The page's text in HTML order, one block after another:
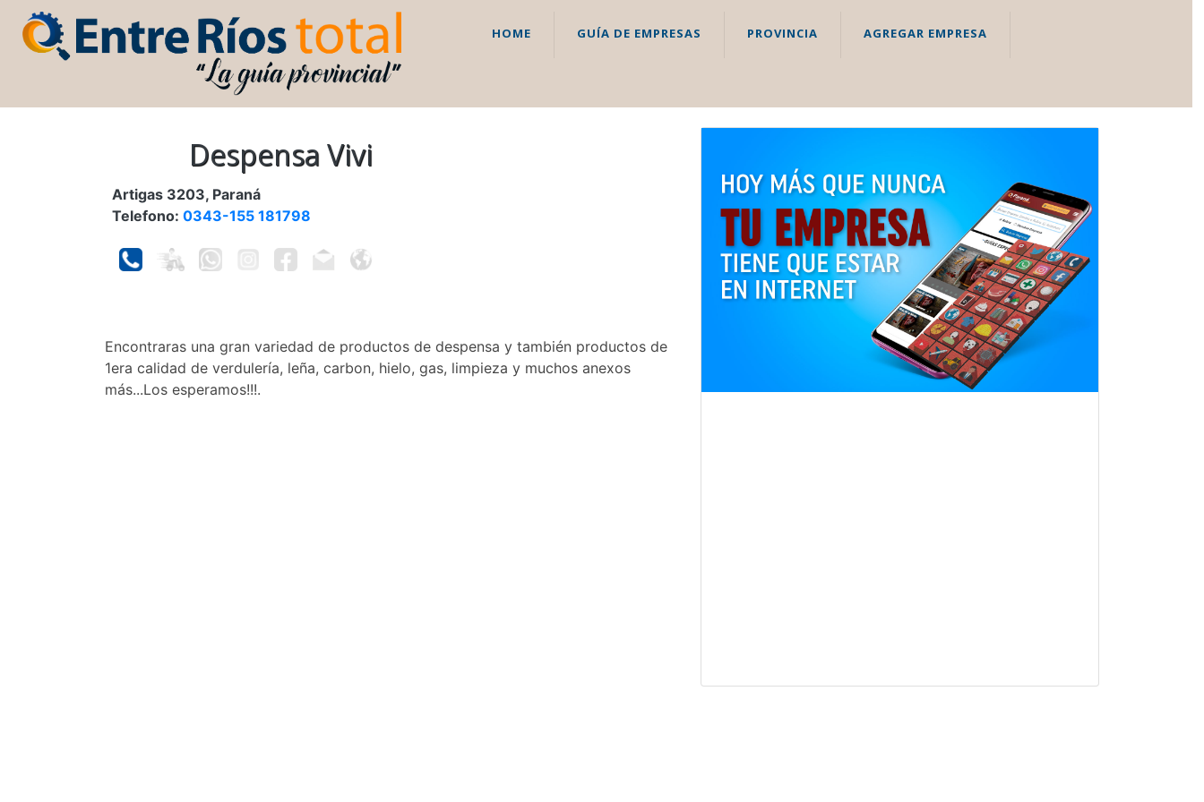
HOME GUÍA DE EMPRESAS PROVINCIA AGREGAR EMPRESA
Despensa Vivi
Artigas 3203, Paraná
Telefono: 0343-155 181798
Encontraras una gran variedad de productos de despensa y también productos de
1era calidad de verdulería, leña, carbon, hielo, gas, limpieza y muchos anexos
más...Los esperamos!!!.